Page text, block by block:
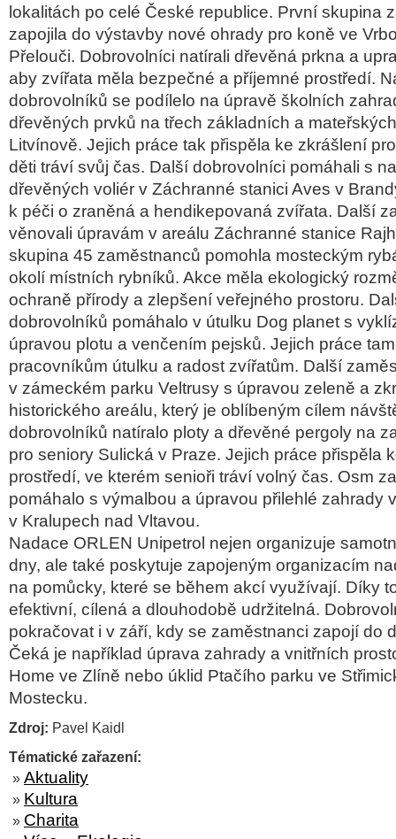
lokalitách po celé České republice. První skupina
zapojila do výstavby nové ohrady pro koně ve
Přelouči. Dobrovolníci natírali dřevěná prkna a
aby zvířata měla bezpečné a příjemné prostředí.
dobrovolníků se podílelo na úpravě školních
dřevěných prvků na třech základních a
Litvínově. Jejich práce tak přispěla ke zkrášlení
děti tráví svůj čas. Další dobrovolníci pomáhali s
dřevěných voliér v Záchranné stanici Aves v
k péči o zraněná a hendikepovaná zvířata. Další
věnovali úpravám v areálu Záchranné stanice
skupina 45 zaměstnanců pomohla mosteckým
okolí místních rybníků. Akce měla ekologický
ochraně přírody a zlepšení veřejného prostoru.
dobrovolníků pomáhalo v útulku Dog planet s
úpravou plotu a venčením pejsků. Jejich práce
pracovníkům útulku a radost zvířatům. Další
v zámeckém parku Veltrusy s úpravou zeleně a
historického areálu, který je oblíbeným cílem
dobrovolníků natíralo ploty a dřevěné pergoly na
pro seniory Sulická v Praze. Jejich práce přispěla
prostředí, ve kterém senioři tráví volný čas. Osm
pomáhalo s výmalbou a úpravou přilehlé zahrady
v Kralupech nad Vltavou.
Nadace ORLEN Unipetrol nejen organizuje
dny, ale také poskytuje zapojeným organizacím
na pomůcky, které se během akcí využívají. Díky
efektivní, cílená a dlouhodobě udržitelná.
pokračovat i v září, kdy se zaměstnanci zapojí do
Čeká je například úprava zahrady a vnitřních
Home ve Zlíně nebo úklid Ptačího parku ve
Mostecku.
Zdroj: Pavel Kaidl
Tématické zařazení:
» Aktuality
» Kultura
» Charita